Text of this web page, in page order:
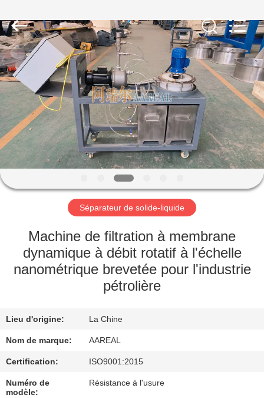
À
LA
MAISON
PRODUITS
À
PROPOS
NOUS
VISITE
CONTRÔLE
DE
LA
Machine
Co.,Ltd.
All
Rights
Reserved.
Séparateur de solide-liquide
Machine de filtration à membrane
dynamique à débit rotatif à l'échelle
nanométrique brevetée pour l'industrie
pétrolière
Lieu d'origine: La Chine
Nom de marque: AAREAL
Certification: ISO9001:2015
Numéro de
modèle:
Résistance à l'usure